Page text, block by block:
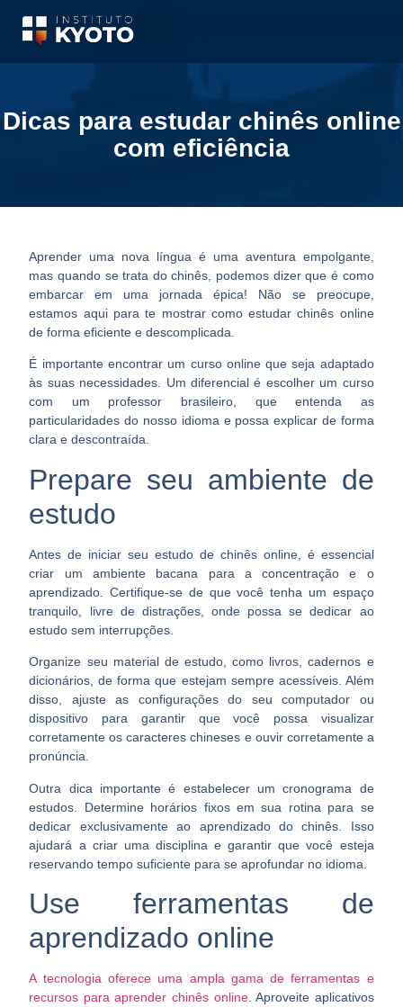
Dicas para estudar chinês online
com eficiência
Aprender uma nova língua é uma aventura empolgante,
mas quando se trata do chinês, podemos dizer que é como
embarcar em uma jornada épica! Não se preocupe,
estamos aqui para te mostrar comoestudar chinês online
de forma eficiente e descomplicada
É importante encontrar um curso online que seja adaptado
às suas necessidades. Um diferencial é escolher um curso
com um professor brasileiro, que entenda as
particularidades do nosso idioma e possa explicar de forma
clara e descontraída.
Prepare seu ambiente de
estudo
Antes de iniciar seu estudo de chinês online, é essencial
criar um ambiente bacana para a concentração e o
aprendizado . Certifique-se de que você tenha um espaço
tranquilo, livre de distrações, onde possa se dedicar ao
estudo sem interrupções.
Organize seu material de estudo, como livros, cadernos e
dicionários, de forma que estejam sempre acessíveis. Além
disso, ajuste as configurações do seu computador ou
dispositivo para garantir que você possa visualizar
corretamente os caracteres chineses e ouvir corretamente a
pronúncia.
Outra dica importante é estabelecer um cronograma de
estudos. Determine horários fixos em sua rotina para se
dedicar exclusivamente ao aprendizado do chinês. Isso
ajudará a criar uma disciplina e garantir que você esteja
reservando tempo suficiente parase aprofundar no idioma
Use ferramentas de
aprendizado online
A tecnologia oferece uma ampla gama de ferramentas e
recursos para aprender chinês online. Aproveite aplicativos